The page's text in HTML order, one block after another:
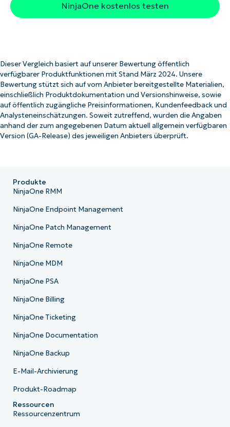
NinjaOne kostenlos testen
Dieser Vergleich basiert auf unserer Bewertung öffentlich
verfügbarer Produktfunktionen mit Stand März 2024. Unsere
Bewertung stützt sich auf vom Anbieter bereitgestellte Materialien,
einschließlich Produktdokumentation und Versionshinweise, sowie
auf öffentlich zugängliche Preisinformationen, Kundenfeedback und
Analysteneinschätzungen. Soweit zutreffend, wurden die Angaben
anhand der zum angegebenen Datum aktuell allgemein verfügbaren
Version (GA-Release) des jeweiligen Anbieters überprüft.
Produkte
NinjaOne RMM
NinjaOne Endpoint Management
NinjaOne Patch Management
NinjaOne Remote
NinjaOne MDM
NinjaOne PSA
NinjaOne Billing
NinjaOne Ticketing
NinjaOne Documentation
NinjaOne Backup
E-Mail-Archivierung
Produkt-Roadmap
Ressourcen
Ressourcenzentrum